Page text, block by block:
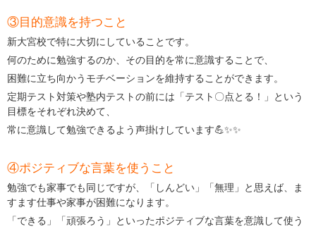
③目的意識を持つこと
新大宮校で特に大切にしていることです。
何のために勉強するのか、その目的を常に意識することで、
困難に立ち向かうモチベーションを維持することができます。
定期テスト対策や塾内テストの前には「テスト〇点とる！」という
目標をそれぞれ決めて、
常に意識して勉強できるよう声掛けしています💪✨✨
④ポジティブな言葉を使うこと
勉強でも家事でも同じですが、「しんどい」「無理」と思えば、ま
すます仕事や家事が困難になります。
「できる」「頑張ろう」といったポジティブな言葉を意識して使う